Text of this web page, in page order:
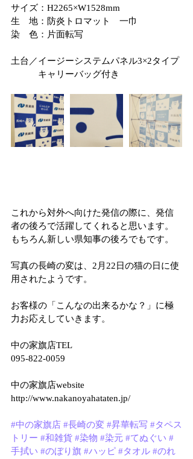
サイズ：H2265×W1528mm
生　地：防炎トロマット　一巾
染　色：片面転写
土台／イージーシステムパネル3×2タイプ
キャリーバッグ付き
これから対外へ向けた発信の際に、発信
者の後ろで活躍してくれると思います。
もちろん新しい県知事の後ろでもです。
写真の長崎の変は、2月22日の猫の日に使
用されたようです。
お客様の「こんなの出来るかな？」に極
力お応えしていきます。
中の家旗店TEL
095-822-0059
中の家旗店website
http://www.nakanoyahataten.jp/
#中の家旗店 #長崎の変 #昇華転写 #タペス
トリー #和雑貨 #染物 #染元 #てぬぐい #
手拭い #のぼり旗 #ハッピ #タオル #のれ